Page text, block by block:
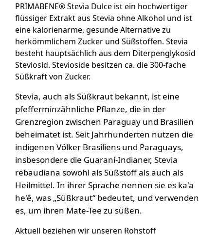
PRIMABENE® Stevia Dulce ist ein hochwertiger
flüssiger Extrakt aus Stevia ohne Alkohol und ist
eine kalorienarme, gesunde Alternative zu
herkömmlichem Zucker und Süßstoffen. Stevia
besteht hauptsächlich aus dem Diterpenglykosid
Steviosid. Stevioside besitzen ca. die 300-fache
Süßkraft von Zucker.
Stevia, auch als Süßkraut bekannt, ist eine
pfefferminzähnliche Pflanze, die in der
Grenzregion zwischen Paraguay und Brasilien
beheimatet ist. Seit Jahrhunderten nutzen die
indigenen Völker Brasiliens und Paraguays,
insbesondere die Guaraní-Indianer, Stevia
rebaudiana sowohl als Süßstoff als auch als
Heilmittel. In ihrer Sprache nennen sie es ka'a
he'ê, was „Süßkraut“ bedeutet, und verwenden
es, um ihren Mate-Tee zu süßen.
Aktuell beziehen wir unseren Rohstoff